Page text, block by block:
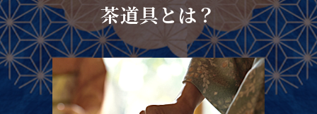
茶道具とは？